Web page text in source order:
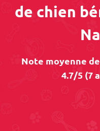
de chien
Note moyenne
4.7/5 (7